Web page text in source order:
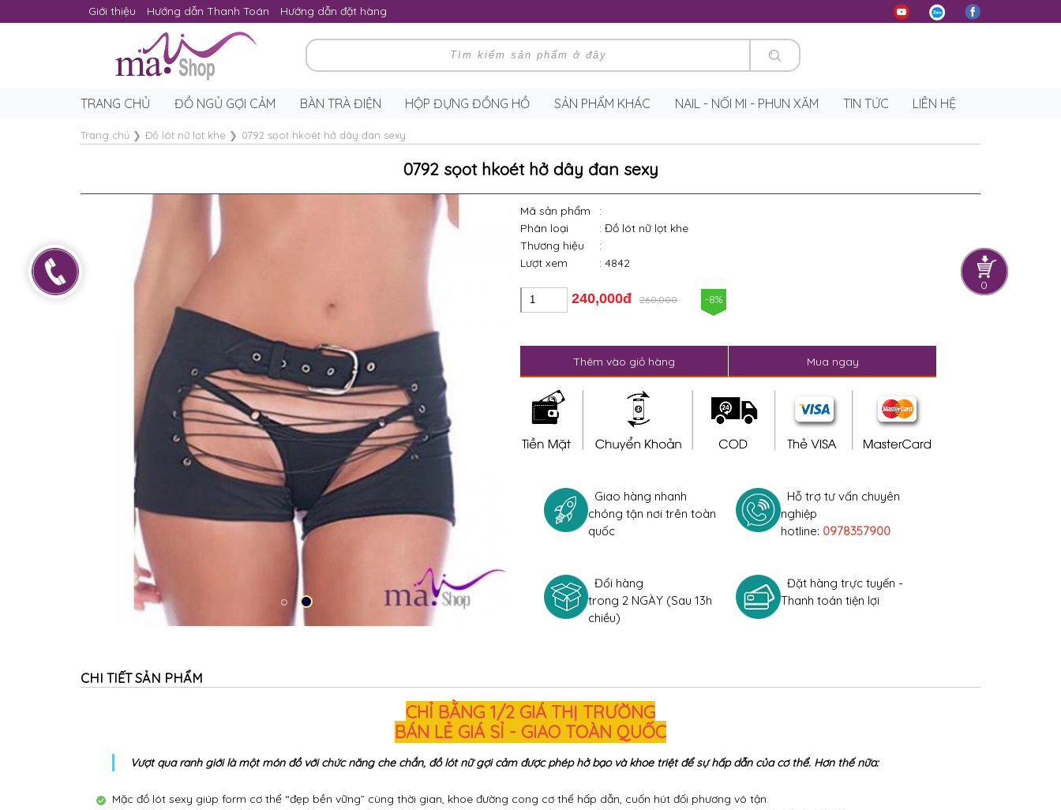
Giới thiệu Hướng dẫn Thanh Toán Hướng dẫn đặt hàng
0
TRANG CHỦ ĐỒ NGỦ GỢI CẢM BÀN TRÀ ĐIỆN HỘP ĐỰNG ĐỒNG HỒ SẢN PHẨM KHÁC NAIL - NỐI MI - PHUN XĂM TIN TỨC LIÊN HỆ
Trang chủ ❯ Đồ lót nữ lọt khe ❯ 0792 sọot hkoét hở dây đan sexy
0792 sọot hkoét hở dây đan sexy
Mã sản phẩm
:
Phân loại
: Đồ lót nữ lọt khe
Thương hiệu
:
Lượt xem
: 4842
240,000đ 260,000 -8%
Thêm vào giỏ hàng Mua ngay
Giao hàng nhanh
chóng tận nơi trên toàn
quốc
Hỗ trợ tư vấn chuyên
nghiệp
hotline: 0978357900
Đổi hàng
trong 2 NGÀY (Sau 13h
chiều)
Đặt hàng trực tuyến -
Thanh toán tiện lợi
CHI TIẾT SẢN PHẨM
CHỈ BẰNG 1/2 GIÁ THỊ TRƯỜNG
BÁN LẺ GIÁ SỈ - GIAO TOÀN QUỐC
Vượt qua ranh giới là một món đồ với chức năng che chắn, đồ lót nữ gợi cảm được phép hở bạo và khoe triệt để sự hấp dẫn của cơ thể. Hơn thế nữa:
Mặc đồ lót sexy giúp form cơ thể “đẹp bền vững” cùng thời gian, khoe đường cong cơ thể hấp dẫn, cuốn hút đối phương vô tận.